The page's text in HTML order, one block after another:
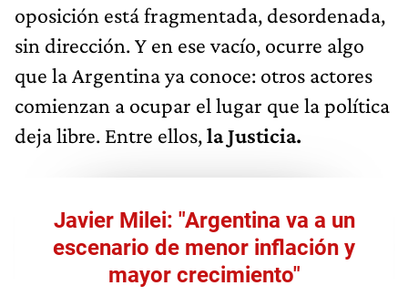
oposición está fragmentada, desordenada,
sin dirección. Y en ese vacío, ocurre algo
que la Argentina ya conoce: otros actores
comienzan a ocupar el lugar que la política
deja libre. Entre ellos,la Justicia.
Javier Milei: "Argentina va a un
escenario de menor inflación y
mayor crecimiento"